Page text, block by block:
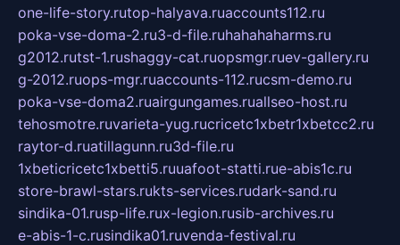
one-life-story.rutop-halyava.ruaccounts112.ru
poka-vse-doma-2.ru3-d-file.ruhahahaharms.ru
g2012.rutst-1.rushaggy-cat.ruopsmgr.ruev-gallery.ru
g-2012.ruops-mgr.ruaccounts-112.rucsm-demo.ru
poka-vse-doma2.ruairgungames.ruallseo-host.ru
tehosmotre.ruvarieta-yug.rucricetc1xbetr1xbetcc2.ru
raytor-d.ruatillagunn.ru3d-file.ru
1xbeticricetc1xbetti5.ruuafoot-statti.rue-abis1c.ru
store-brawl-stars.rukts-services.rudark-sand.ru
sindika-01.rusp-life.rux-legion.rusib-archives.ru
e-abis-1-c.rusindika01.ruvenda-festival.ru